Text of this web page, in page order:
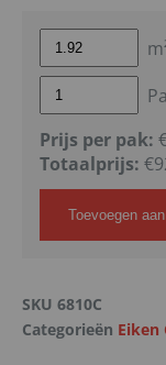
Prijs per pak:
Totaalprijs: €
Toevoegen
SKU 6810C
Categorieën Eiken